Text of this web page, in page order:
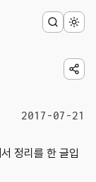
2017-07-21
정리를 한 글입